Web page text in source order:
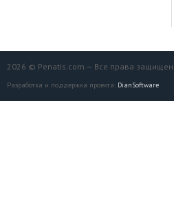
2026 © Penatis.com — Все права
Разработка и поддержка проекта: DianSoftware